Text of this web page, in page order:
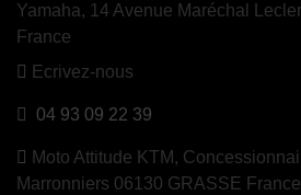
Yamaha, 14 Avenue Maréchal
France
Ecrivez-nous
04 93 09 22 39
Moto Attitude KTM,
Marronniers 06130 GRASSE France